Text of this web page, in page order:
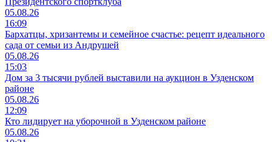
05.08.26
16:09
Бархатцы, хризантемы и семейное счастье: рецепт идеального
сада от семьи из Андрушей
05.08.26
15:03
Дом за 3 тысячи рублей выставили на аукцион в Узденском
районе
05.08.26
12:09
Кто лидирует на уборочной в Узденском районе
05.08.26